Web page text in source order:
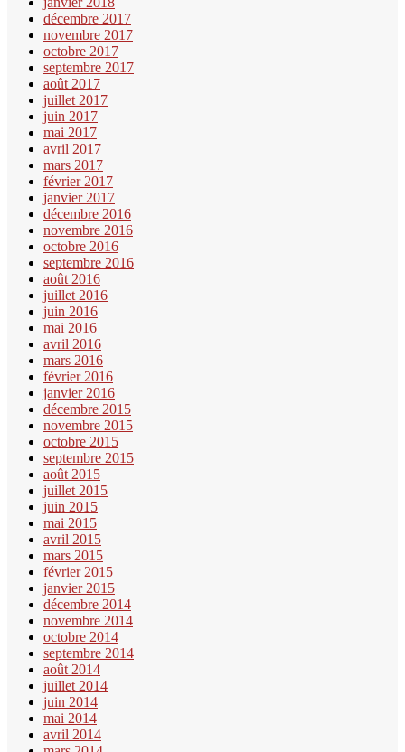
décembre 2017
novembre 2017
octobre 2017
septembre 2017
août 2017
juillet 2017
juin 2017
mai 2017
avril 2017
mars 2017
février 2017
janvier 2017
décembre 2016
novembre 2016
octobre 2016
septembre 2016
août 2016
juillet 2016
juin 2016
mai 2016
avril 2016
mars 2016
février 2016
janvier 2016
décembre 2015
novembre 2015
octobre 2015
septembre 2015
août 2015
juillet 2015
juin 2015
mai 2015
avril 2015
mars 2015
février 2015
janvier 2015
décembre 2014
novembre 2014
octobre 2014
septembre 2014
août 2014
juillet 2014
juin 2014
mai 2014
avril 2014